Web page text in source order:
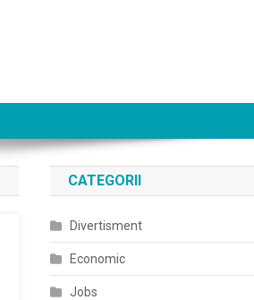
CATEGORII
Divertisment
Economic
Jobs